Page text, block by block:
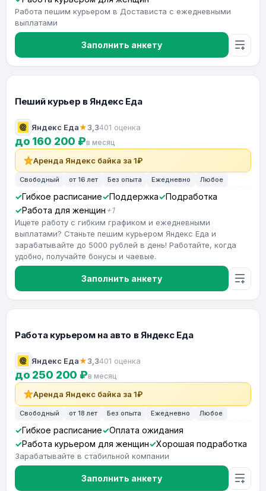
Работа пешим курьером в Достависта с ежедневными
выплатами
Заполнить анкету
Пеший курьер в Яндекс Еда
Яндекс Еда★3,3401 оценка
до 160 200 ₽в месяц
Аренда Яндекс байка за 1₽
Свободный от 16 лет Без опыта Ежедневно Любое
Гибкое расписание Поддержка
Подработка
Работа для женщин +1
Ищете работу с гибким графиком и ежедневными
выплатами? Станьте пешим курьером Яндекс Еда и
зарабатывайте до 5000 рублей в день! Работайте, когда
удобно, получайте бонусы и чаевые.
Заполнить анкету
Работа курьером на авто в Яндекс Еда
Яндекс Еда★3,3401 оценка
до 250 200 ₽в месяц
Аренда Яндекс байка за 1₽
Свободный от 18 лет Без опыта Ежедневно Любое
Гибкое расписание
Оплата ожидания
Работа курьером для женщин
Хорошая подработка
Зарабатывайте в стабильной компании
Заполнить анкету